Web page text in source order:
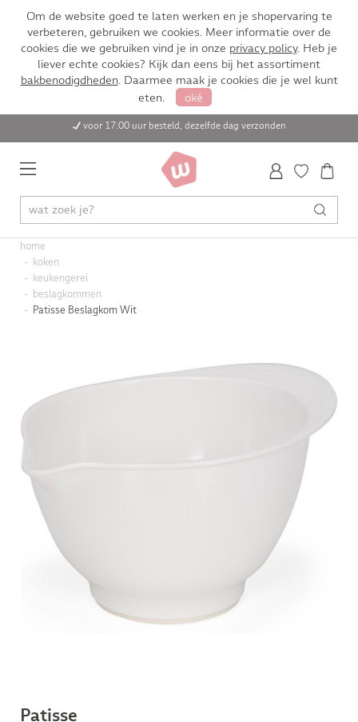
Om de website goed te laten werken en je shopervaring te
verbeteren, gebruiken we cookies. Meer informatie over de
cookies die we gebruiken vind je in onze privacy policy. Heb je
liever echte cookies? Kijk dan eens bij het assortiment
bakbenodigdheden. Daarmee maak je cookies die je wel kunt
eten.
oké
voor 17:00 uur besteld, dezelfde dag verzonden
home
koken
keukengerei
beslagkommen
Patisse Beslagkom Wit
Patisse